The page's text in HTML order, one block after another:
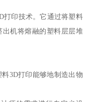
打印技术。它通过将塑料
机将熔融的塑料层层堆
3D打印能够地制造出物